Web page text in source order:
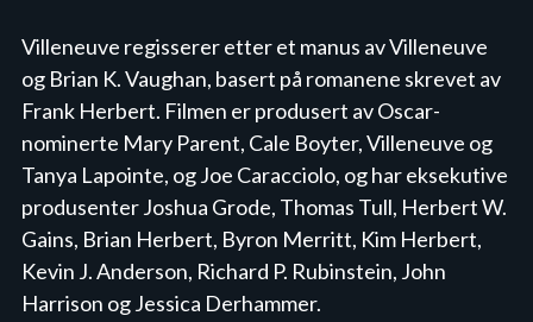
Villeneuve regisserer etter et manus av Villeneuve
og Brian K. Vaughan, basert på romanene skrevet av
Frank Herbert. Filmen er produsert av Oscar-
nominerte Mary Parent, Cale Boyter, Villeneuve og
Tanya Lapointe, og Joe Caracciolo, og har eksekutive
produsenter Joshua Grode, Thomas Tull, Herbert W.
Gains, Brian Herbert, Byron Merritt, Kim Herbert,
Kevin J. Anderson, Richard P. Rubinstein, John
Harrison og Jessica Derhammer.